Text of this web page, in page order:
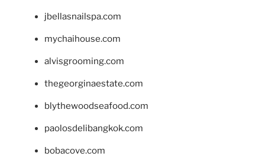
jbellasnailspa.com
mychaihouse.com
alvisgrooming.com
thegeorginaestate.com
blythewoodseafood.com
paolosdelibangkok.com
bobacove.com